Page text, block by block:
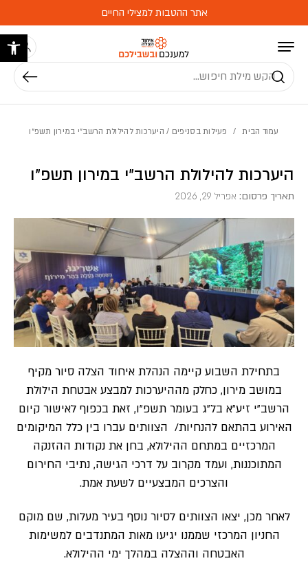
אתר ההטבות למצילי החיים
חיפוש
עמוד הבית / פעילות בסניפים / היערכות להילולת הרשב״י במירון תשפ״ו
היערכות להילולת הרשב״י במירון תשפ״ו
תאריך פרסום:אפריל 29, 2026
בתחילת השבוע קיימה הנהלת איחוד הצלה סיור מקיף
במושב מירון, כחלק מההיערכות למבצע אבטחת הילולת
הרשב״י זיע״א בל״ג בעומר תשפ״ו, זאת בכפוף לאישור קיום
האירוע בהתאם להנחיות/ הצוותים עברו בין כלל המיקומים
המרכזיים במתחם ההילולא, בחן את נקודות ההזנקה
המתוכננות, ועמד מקרוב על דרכי הגישה, נתיבי החירום
והצרכים המבצעיים לשעת אמת.
לאחר מכן, יצאו הצוותים לסיור נוסף בעיר מעלות, שם מוקם
החניון המרכזי שממנו יגיעו מאות המתנדבים למשימות
האבטחה וההצלה במהלך ימי ההילולא.